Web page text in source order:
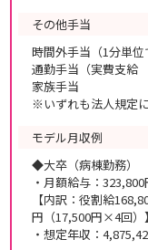
その他手当
時間外手当（1分単位
通勤手当（実費支給
家族手当
※いずれも法人規定
モデル月収例
◆大卒（病棟勤務）
・月額給与：
【内訳：役割給
円（17,500円×4回）】
・想定年収：